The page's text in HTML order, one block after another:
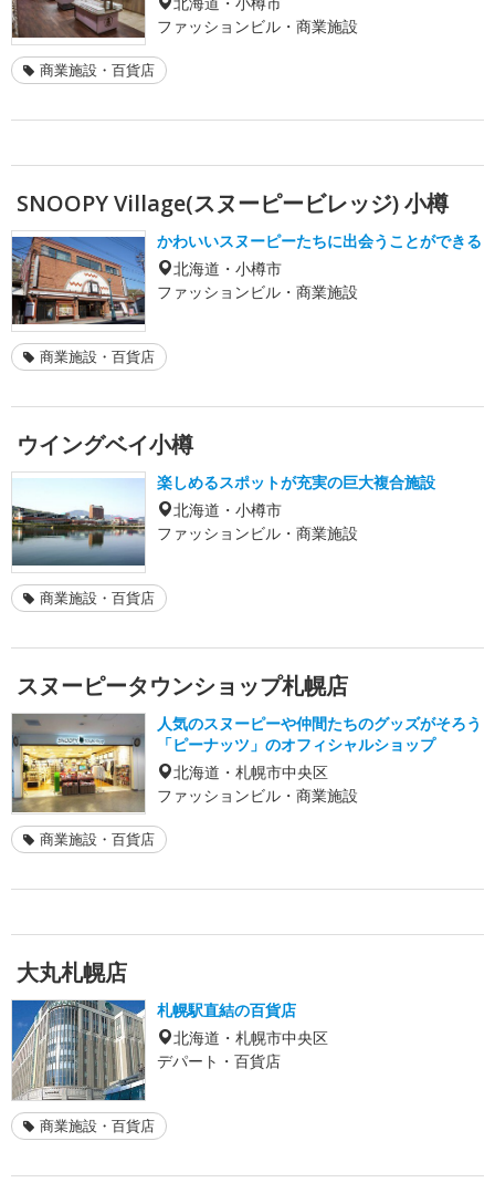
ファッションビル・商業施設
商業施設・百貨店
SNOOPY Village(スヌーピービレッジ) 小樽
かわいいスヌーピーたちに出会うことができる
北海道・小樽市
ファッションビル・商業施設
商業施設・百貨店
ウイングベイ小樽
楽しめるスポットが充実の巨大複合施設
北海道・小樽市
ファッションビル・商業施設
商業施設・百貨店
スヌーピータウンショップ札幌店
人気のスヌーピーや仲間たちのグッズがそろう
「ピーナッツ」のオフィシャルショップ
北海道・札幌市中央区
ファッションビル・商業施設
商業施設・百貨店
大丸札幌店
札幌駅直結の百貨店
北海道・札幌市中央区
デパート・百貨店
商業施設・百貨店